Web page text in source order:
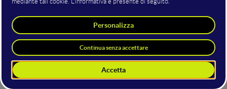
Lo stageLegal Techha esplorato l’evoluzione del diritto
nell’era digitale, analizzando il ruolo della tecnologia nella
regolamentazione, nella privacy e nella gestione dei dati.
Esperti del settore hanno approfondito temi come
l’intelligenza artificiale nel diritto, la compliance normativa e
le sfide legali dell’innovazione. Un’occasione per